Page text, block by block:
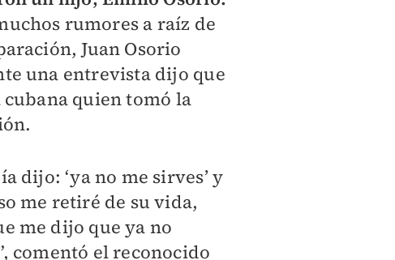
rumores a raíz de
Juan Osorio
una entrevista dijo que
cubana quien tomó la
dijo: ‘ya no me sirves’ y
me retiré de su vida,
me dijo que ya no
comentó el reconocido